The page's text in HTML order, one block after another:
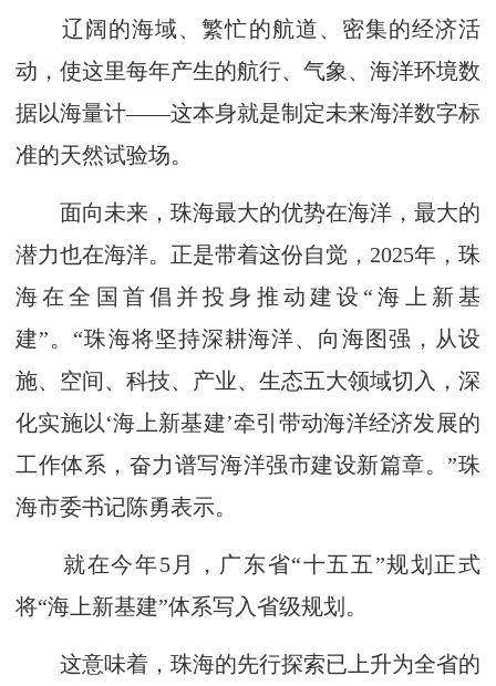
辽阔的海域、繁忙的航道、密集的经济活
动，使这里每年产生的航行、气象、海洋环境数
据以海量计——这本身就是制定未来海洋数字标
准的天然试验场。
面向未来，珠海最大的优势在海洋，最大的
潜力也在海洋。正是带着这份自觉，2025年，珠
海在全国首倡并投身推动建设“海上新基
建”。“珠海将坚持深耕海洋、向海图强，从设
施、空间、科技、产业、生态五大领域切入，深
化实施以‘海上新基建’牵引带动海洋经济发展的
工作体系，奋力谱写海洋强市建设新篇章。”珠
海市委书记陈勇表示。
就在今年5月，广东省“十五五”规划正式
将“海上新基建”体系写入省级规划。
这意味着，珠海的先行探索已上升为全省的